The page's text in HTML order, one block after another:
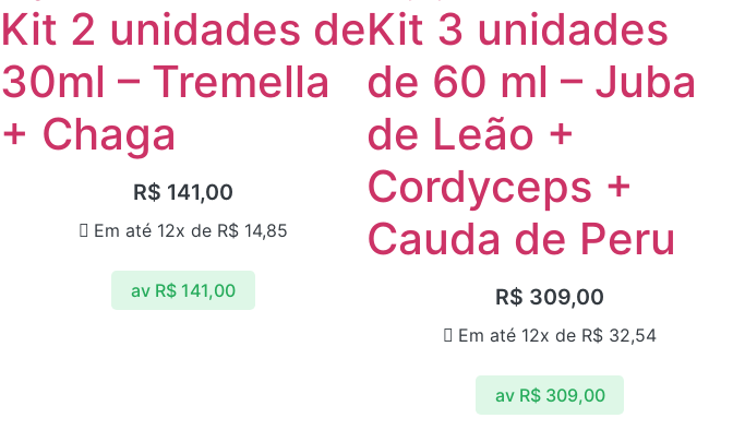
Kit 2 unidades de
30ml – Tremella
+ Chaga
R$ 141,00
Em até 12x de R$ 14,85
av R$ 141,00
Kit 3 unidades
de 60 ml – Juba
de Leão +
Cordyceps +
Cauda de Peru
R$ 309,00
Em até 12x de R$ 32,54
av R$309,00